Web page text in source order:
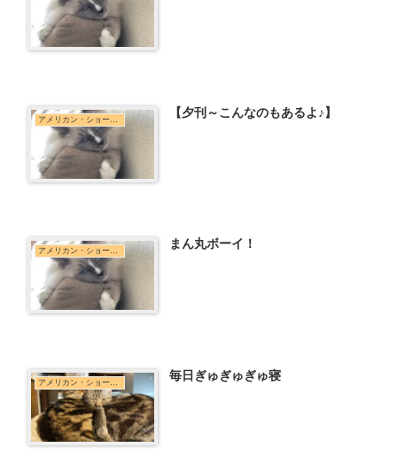
アメリカン・ショートヘア 【夕刊～こんなのもあるよ♪】
アメリカン・ショートヘア まん丸ボーイ！
アメリカン・ショートヘア 毎日ぎゅぎゅぎゅ寝